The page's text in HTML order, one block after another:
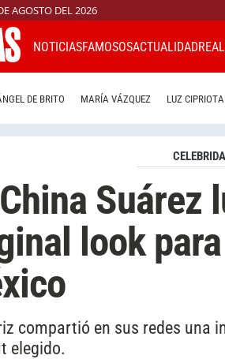
AGOSTO DEL 2026
NOTICIASFAMOSOSACTUALIDAD
DE BRITO MARÍA VÁZQUEZ LUZ CIPRIOTA
Suárez
look
compartió en sus redes una
elegido.